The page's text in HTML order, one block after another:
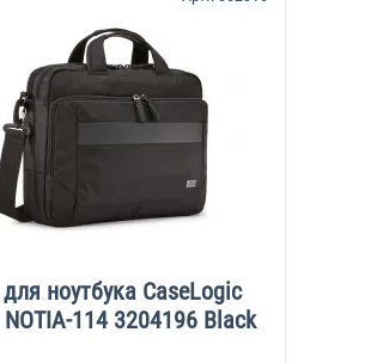
ноутбука CaseLogic
114 3204196 Black